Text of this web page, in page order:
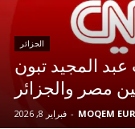
الجزائر
المجيد تبون
مصر والجزائر
MOQEM
- فبراير 8, 2026